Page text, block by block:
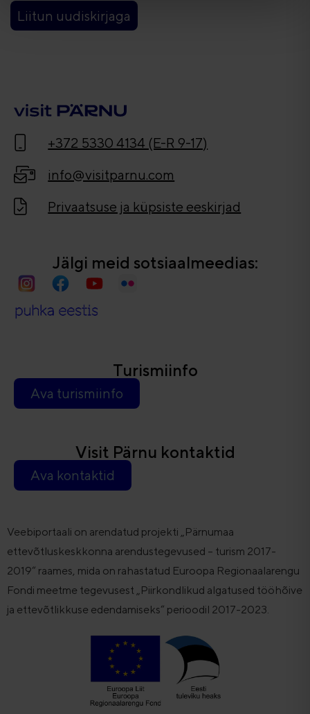
Liitun uudiskirjaga
+372 5330 4134 (E-R 9-17)
info@visitparnu.com
Privaatsuse ja küpsiste eeskirjad
Jälgi meid sotsiaalmeedias:
Turismiinfo
Ava turismiinfo
Visit Pärnu kontaktid
Ava kontaktid
Veebiportaali on arendatud projekti „Pärnumaa
ettevõtluskeskkonna arendustegevused – turism 2017-
2019“ raames, mida on rahastatud Euroopa Regionaalarengu
Fondi meetme tegevusest „Piirkondlikud algatused tööhõive
ja ettevõtlikkuse edendamiseks“ perioodil 2017-2023.